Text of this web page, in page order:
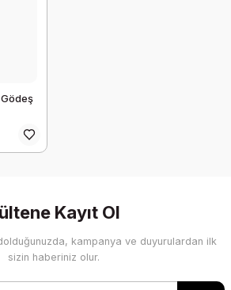
Gödeş
Kayıt Ol
kampanya ve duyurulardan ilk
sizin haberiniz olur.